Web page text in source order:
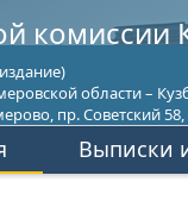
комиссии
области –
пр. Советский 58,
Выписки